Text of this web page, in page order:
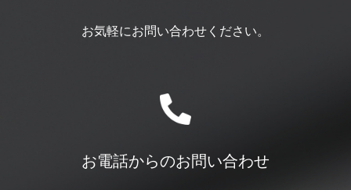
お気軽にお問い合わせください。
お電話からのお問い合わせ